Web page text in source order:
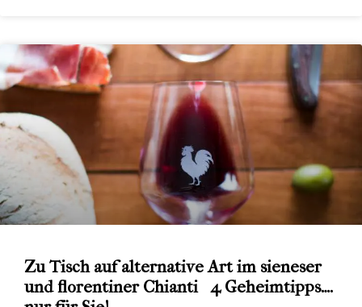
Zu Tisch auf alternative Art im sieneser
und florentiner Chianti 4 Geheimtipps….